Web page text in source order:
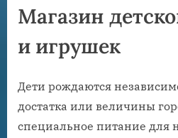
Магазин
и игрушек
Дети рождаются
достатка или величины
специальное питание для